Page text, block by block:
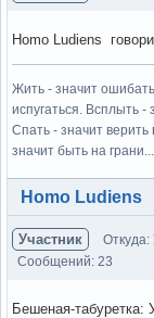
Homo Ludiens
Жить - значит
испугаться. Всплыть -
Спать - значит верить
значит быть на грани...
Вне форума
Homo Ludiens
Участник
Сообщений: 23
Бешеная-табуретка: